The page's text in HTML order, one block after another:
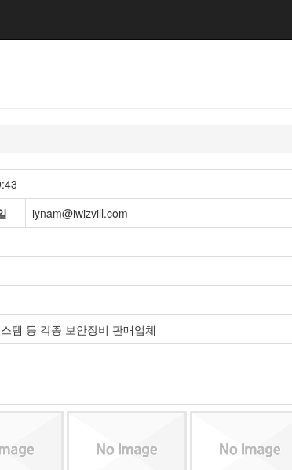
iynam@iwizvill.com
템 등 각종 보안장비 판매업체